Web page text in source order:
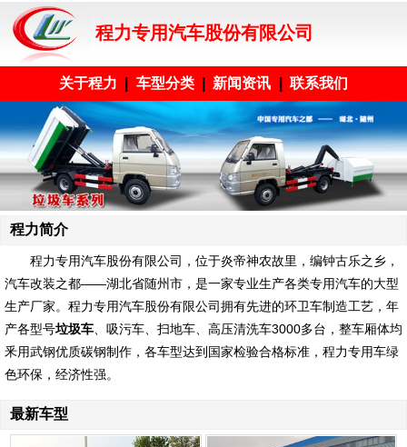
程力专用汽车股份有限公司
关于程力 车型分类 新闻资讯 联系我们
程力简介
程力专用汽车股份有限公司 ，位于炎帝神农故里，编钟古乐之乡，
汽车改装之都——湖北省随州市，是一家专业生产各类专用汽车的大型
生产厂家。程力专用汽车股份有限公司拥有先进的环卫车制造工艺，年
产各型号垃圾车 、吸污车、扫地车、高压清洗车3000多台，整车厢体均
釆用武钢优质碳钢制作，各车型达到国家检验合格标准，程力专用车绿
色环保，经济性强。
最新车型